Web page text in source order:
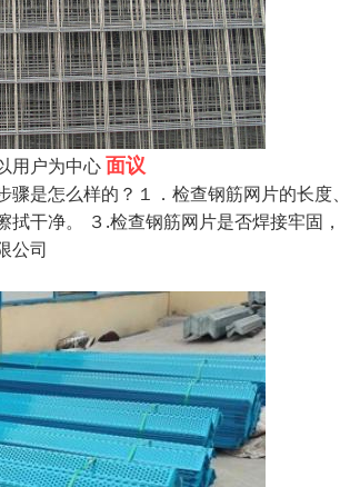
用户为中心面议
骤是怎么样的？１．检查钢筋网片的长
拭干净。 ３.检查钢筋网片是否焊接牢固
公司